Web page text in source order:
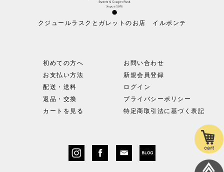
クジュールラスクとガレットのお店 イルポンテ
初めての方へ
お支払い方法
配送・送料
返品・交換
カートを見る
お問い合わせ
新規会員登録
ログイン
プライバシーポリシー
特定商取引法に基づく表記